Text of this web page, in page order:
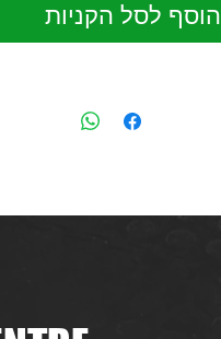
הוסף לסל הקניות